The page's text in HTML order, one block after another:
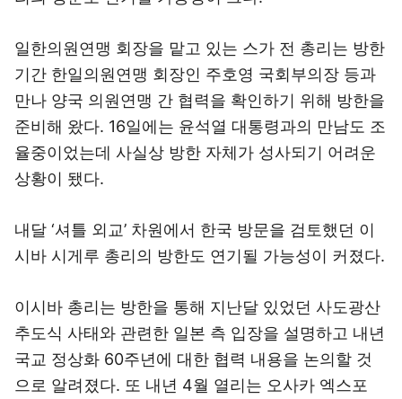
일한의원연맹 회장을 맡고 있는 스가 전 총리는 방한
기간 한일의원연맹 회장인 주호영 국회부의장 등과
만나 양국 의원연맹 간 협력을 확인하기 위해 방한을
준비해 왔다. 16일에는 윤석열 대통령과의 만남도 조
율중이었는데 사실상 방한 자체가 성사되기 어려운
상황이 됐다.
내달 ‘셔틀 외교’ 차원에서 한국 방문을 검토했던 이
시바 시게루 총리의 방한도 연기될 가능성이 커졌다.
이시바 총리는 방한을 통해 지난달 있었던 사도광산
추도식 사태와 관련한 일본 측 입장을 설명하고 내년
국교 정상화 60주년에 대한 협력 내용을 논의할 것
으로 알려졌다. 또 내년 4월 열리는 오사카 엑스포